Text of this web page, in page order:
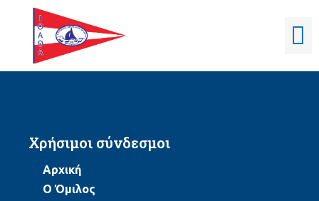
Χρήσιμοι σύνδεσμοι
Αρχική
Ο Όμιλος